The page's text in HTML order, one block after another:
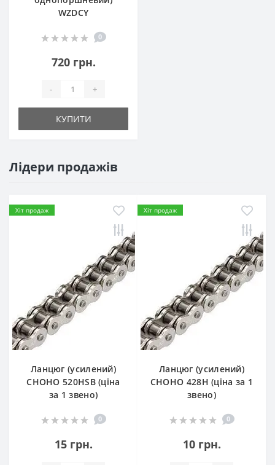
WZDCY
0
720 грн.
- +
КУПИТИ
Лідери продажів
Хіт продаж
Ланцюг (усилений)
СHOHO 520HSB (ціна
за 1 звено)
0
15 грн.
Хіт продаж
Ланцюг (усилений)
СHOHO 428H (ціна за 1
звено)
0
10 грн.